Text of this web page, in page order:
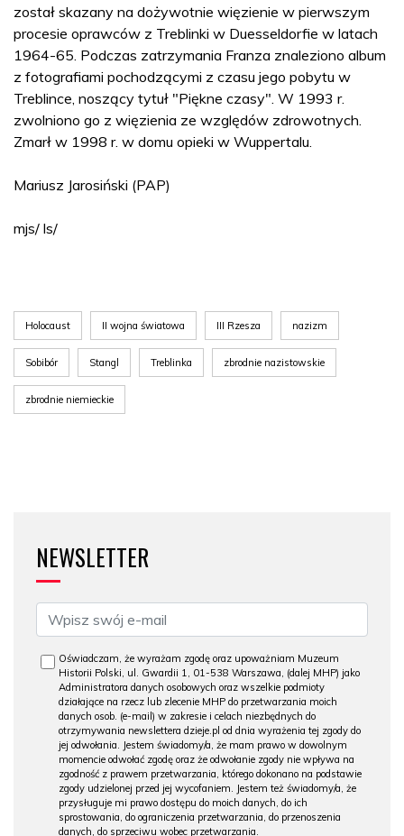
został skazany na dożywotnie więzienie w pierwszym
procesie oprawców z Treblinki w Duesseldorfie w latach
1964-65. Podczas zatrzymania Franza znaleziono album
z fotografiami pochodzącymi z czasu jego pobytu w
Treblince, noszący tytuł "Piękne czasy". W 1993 r.
zwolniono go z więzienia ze względów zdrowotnych.
Zmarł w 1998 r. w domu opieki w Wuppertalu.
Mariusz Jarosiński (PAP)
mjs/ ls/
Holocaust II wojna światowa III Rzesza nazizm
Sobibór Stangl Treblinka zbrodnie nazistowskie
zbrodnie niemieckie
NEWSLETTER
Oświadczam, że wyrażam zgodę oraz upoważniam Muzeum
Historii Polski, ul. Gwardii 1, 01-538 Warszawa, (dalej MHP) jako
Administratora danych osobowych oraz wszelkie podmioty
działające na rzecz lub zlecenie MHP do przetwarzania moich
danych osob. (e-mail) w zakresie i celach niezbędnych do
otrzymywania newslettera dzieje.pl od dnia wyrażenia tej zgody do
jej odwołania. Jestem świadomy/a, że mam prawo w dowolnym
momencie odwołać zgodę oraz że odwołanie zgody nie wpływa na
zgodność z prawem przetwarzania, którego dokonano na podstawie
zgody udzielonej przed jej wycofaniem. Jestem też świadomy/a, że
przysługuje mi prawo dostępu do moich danych, do ich
sprostowania, do ograniczenia przetwarzania, do przenoszenia
danych, do sprzeciwu wobec przetwarzania.